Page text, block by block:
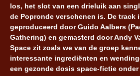
los, het slot van een drieluik aan
de Popronde verschenen is. De track
geproduceerd door Guido Aalbers
Gathering) en gemasterd door Andy
Space zit zoals we van de groep
interessante ingrediënten en
een gezonde dosis space-fictie